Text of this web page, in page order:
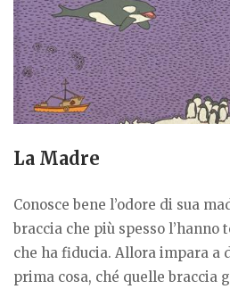
La Madre
Conosce bene l’odore di sua
braccia che più spesso l’hanno
che ha fiducia. Allora impara a
prima cosa, ché quelle braccia